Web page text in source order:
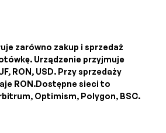
zarówno zakup i sprzedaż
Urządzenie przyjmuje
RON, USD. Przy sprzedaży
RON.Dostępne sieci to
Optimism, Polygon, BSC.